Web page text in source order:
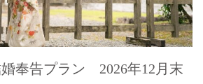
奉告プラン 2026年12月末